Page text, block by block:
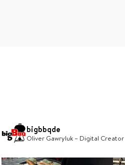
bigbbqde
Oliver Gawryluk – Digital Creator